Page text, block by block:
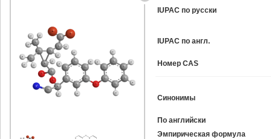
IUPAC по русски
IUPAC по англ.
Номер CAS
Синонимы
По английски
Эмпирическая формула